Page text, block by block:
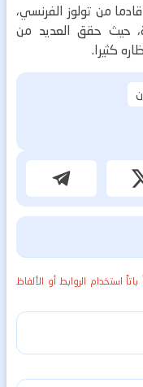
من تولوز الفرنسي،
حيث حقق العديد من
كثيرا.
استخدام الروابط أو الألفاظ